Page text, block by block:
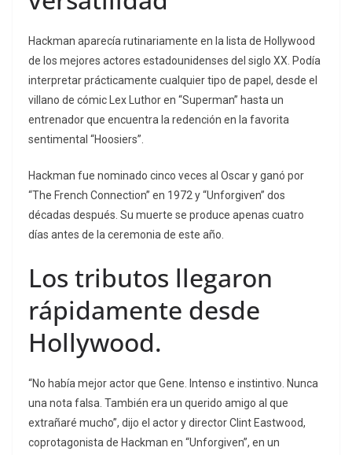
Hackman aparecía rutinariamente en la lista de Hollywood
de los mejores actores estadounidenses del siglo XX. Podía
interpretar prácticamente cualquier tipo de papel, desde el
villano de cómic Lex Luthor en “Superman” hasta un
entrenador que encuentra la redención en la favorita
sentimental “Hoosiers”.
Hackman fue nominado cinco veces al Oscar y ganó por
“The French Connection” en 1972 y “Unforgiven” dos
décadas después. Su muerte se produce apenas cuatro
días antes de la ceremonia de este año.
Los tributos llegaron
rápidamente desde
Hollywood.
“No había mejor actor que Gene. Intenso e instintivo. Nunca
una nota falsa. También era un querido amigo al que
extrañaré mucho”, dijo el actor y director Clint Eastwood,
coprotagonista de Hackman en “Unforgiven”, en un